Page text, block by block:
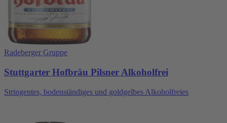
Radeberger Gruppe
Stuttgarter Hofbräu Pilsner Alkoholfrei
Stringentes, bodenständiges und goldgelbes Alkoholfreies